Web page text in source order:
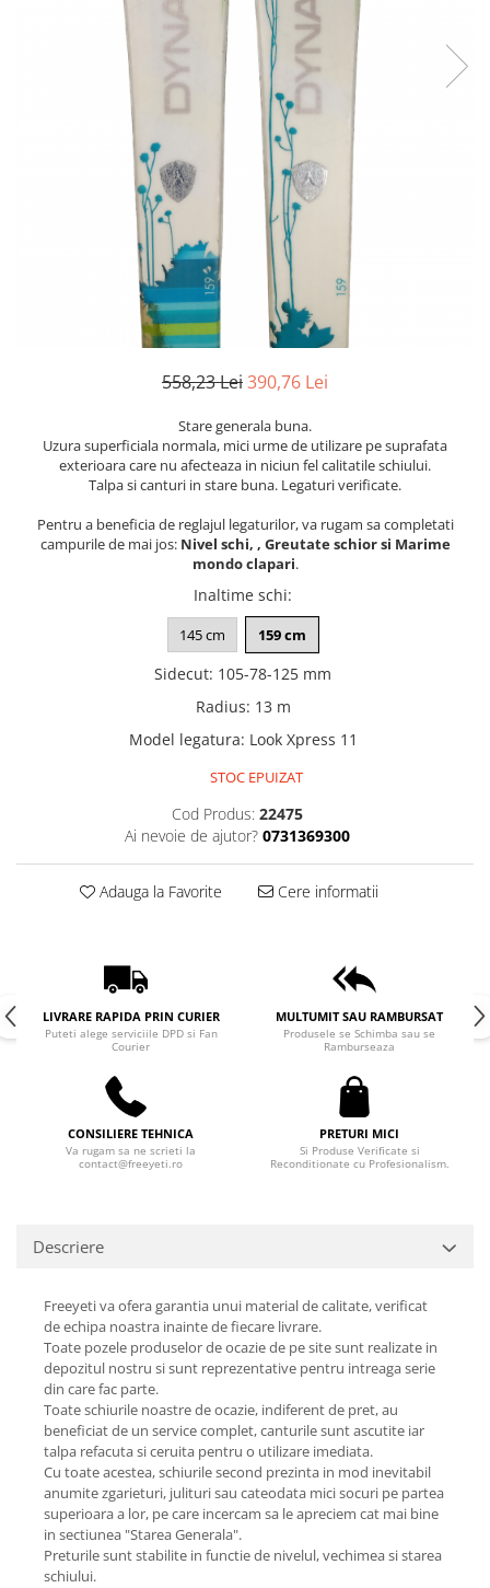
Bețe noi modele feminine
558,23 Lei390,76 Lei
Stare generala buna.
Uzura superficiala normala, mici urme de utilizare pe suprafata
exterioara care nu afecteaza in niciun fel calitatile schiului.
Talpa si canturi in stare buna. Legaturi verificate.
Pentru a beneficia de reglajul legaturilor, va rugam sa completati
campurile de mai jos: Nivel schi, , Greutate schior si Marime
mondo clapari.
Inaltime schi:
145 cm 159 cm
Sidecut: 105-78-125 mm
Radius: 13 m
Model legatura: Look Xpress 11
STOC EPUIZAT
Cod Produs: 22475
Ai nevoie de ajutor? 0731369300
Adauga la Favorite Cere informatii
LIVRARE RAPIDA PRIN CURIER
Puteti alege serviciile DPD si Fan
Courier
MULTUMIT SAU RAMBURSAT
Produsele se Schimba sau se
Ramburseaza
CONSILIERE TEHNICA
Va rugam sa ne scrieti la
contact@freeyeti.ro
PRETURI MICI
Si Produse Verificate si
Reconditionate cu Profesionalism.
Descriere
Freeyeti va ofera garantia unui material de calitate, verificat
de echipa noastra inainte de fiecare livrare.
Toate pozele produselor de ocazie de pe site sunt realizate in
depozitul nostru si sunt reprezentative pentru intreaga serie
din care fac parte.
Toate schiurile noastre de ocazie, indiferent de pret, au
beneficiat de un service complet, canturile sunt ascutite iar
talpa refacuta si ceruita pentru o utilizare imediata.
Cu toate acestea, schiurile second prezinta in mod inevitabil
anumite zgarieturi, julituri sau cateodata mici socuri pe partea
superioara a lor, pe care incercam sa le apreciem cat mai bine
in sectiunea "Starea Generala".
Preturile sunt stabilite in functie de nivelul, vechimea si starea
schiului.